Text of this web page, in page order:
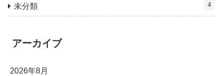
未分類 4
アーカイブ
2026年8月